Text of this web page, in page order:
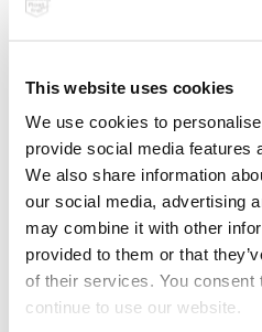
This website uses cookies
We use cookies to
provide social media features
We also share information
our social media, advertising
may combine it with other
provided to them or that
of their services. You consent
continue to use our website.
Nur auf Körperreinigung
Aufenthalt in der Duschkabine
und Wellness fördert, verschafft
Entspannung pur. Mit einer
hingegen ist der Vitalitätskick
matt gebürstetem oder
verdeutlichen den Wandel der
Gebrauchsgegenstand zum
makellose Optik und einfache
Beschichtungen. Hochbegehrt
die jedes Bad großzügig und